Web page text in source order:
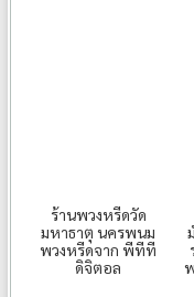
ร้านพวงหรีดวัด
มหาธาตุ นครพนม
พวงหรีดจาก พีทีที
ดิจิตอล